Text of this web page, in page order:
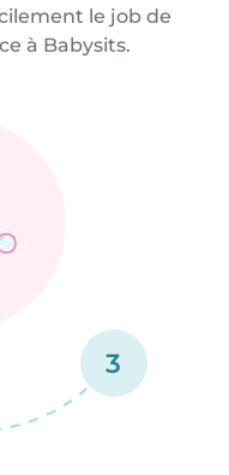
le job de
à Babysits.
3